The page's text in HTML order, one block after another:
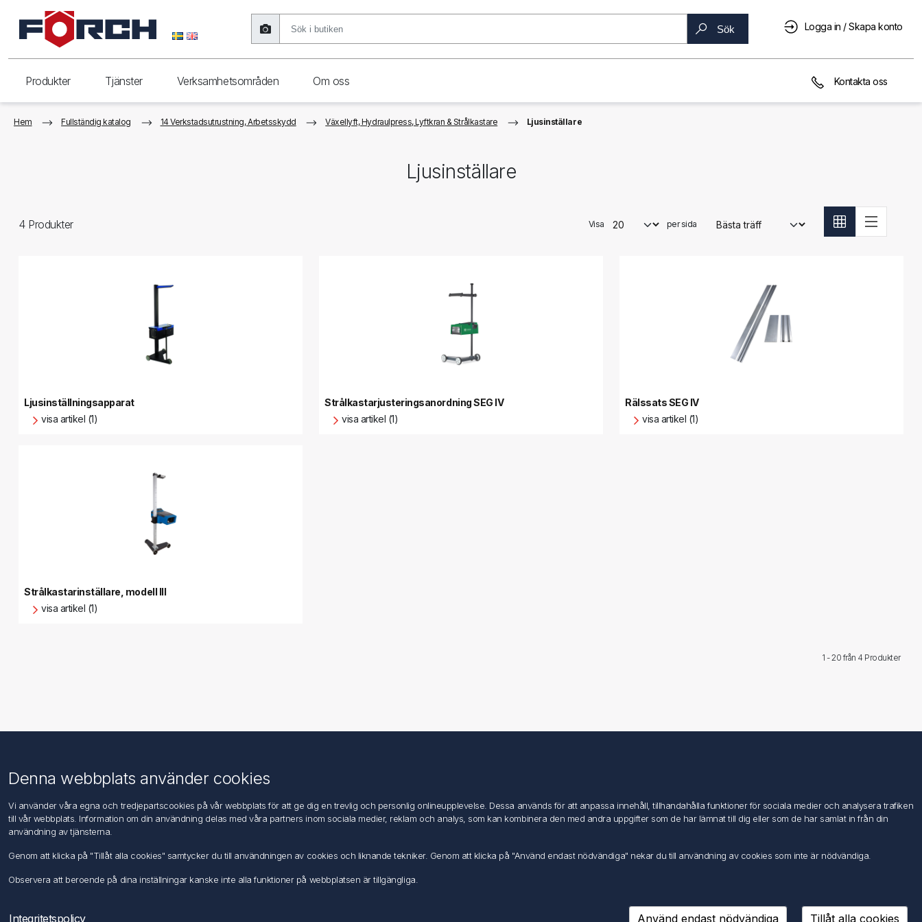
Sök Logga in / Skapa konto
Produkter Tjänster Verksamhetsområden Om oss Kontakta oss
Hem Fullständig katalog 14 Verkstadsutrustning, Arbetsskydd Växellyft, Hydraulpress, Lyftkran & Strålkastare Ljusinställare
Ljusinställare
4Produkter Visa per sida
Ljusinställningsapparat
visa artikel (1)
Strålkastarjusteringsanordning SEG IV
visa artikel (1)
Rälssats SEG IV
visa artikel (1)
Strålkastarinställare, modell III
visa artikel (1)
1 - 20 från 4 Produkter
Information
DIN EN ISO 9001 & 14001
Integritetspolicy
Om oss
Kundtjänst
Mina ordrar
Denna webbplats använder cookies
Vi använder våra egna och tredjepartscookies på vår webbplats för att ge dig en trevlig och personlig onlineupplevelse. Dessa används för att anpassa innehåll, tillhandahålla funktioner för sociala medier och analysera trafiken
till vår webbplats. Information om din användning delas med våra partners inom sociala medier, reklam och analys, som kan kombinera den med andra uppgifter som de har lämnat till dig eller som de har samlat in från din
användning av tjänsterna.
Genom att klicka på "Tillåt alla cookies" samtycker du till användningen av cookies och liknande tekniker. Genom att klicka på "Använd endast nödvändiga" nekar du till användning av cookies som inte är nödvändiga.
Observera att beroende på dina inställningar kanske inte alla funktioner på webbplatsen är tillgängliga.
Integritetspolicy Använd endast nödvändiga Tillåt alla cookies